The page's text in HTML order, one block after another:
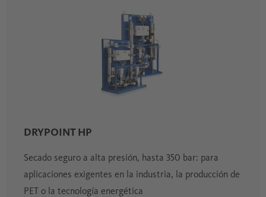
DRYPOINT HP
Secado seguro a alta presión, hasta 350 bar: para
aplicaciones exigentes en la industria, la producción de
PET o la tecnología energética